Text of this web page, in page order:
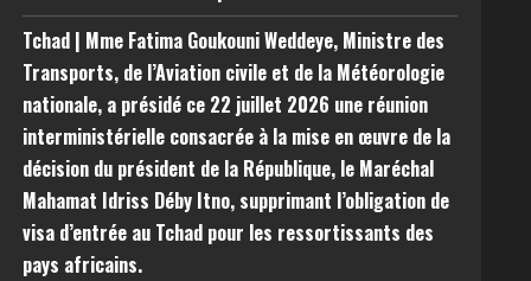
Tchad | Mme Fatima Goukouni Weddeye, Ministre des
Transports, de l’Aviation civile et de la Météorologie
nationale, a présidé ce 22 juillet 2026 une réunion
interministérielle consacrée à la mise en œuvre de la
décision du président de la République, le Maréchal
Mahamat Idriss Déby Itno, supprimant l’obligation de
visa d’entrée au Tchad pour les ressortissants des
pays africains.